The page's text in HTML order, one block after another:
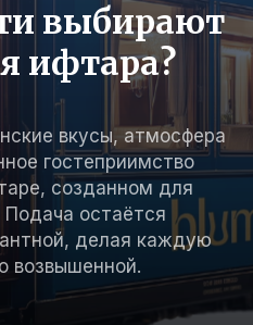
выбирают
ифтара?
вкусы, атмосфера
гостеприимство
созданном для
остаётся
делая каждую
возвышенной.